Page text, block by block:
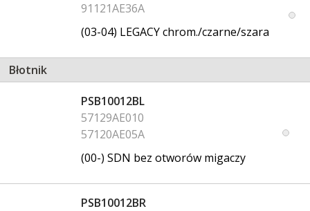
91121AE36A
(03-04) LEGACY chrom./czarne/szara
Błotnik
PSB10012BL
57129AE010
57120AE05A
(00-) SDN bez otworów migaczy
PSB10012BR